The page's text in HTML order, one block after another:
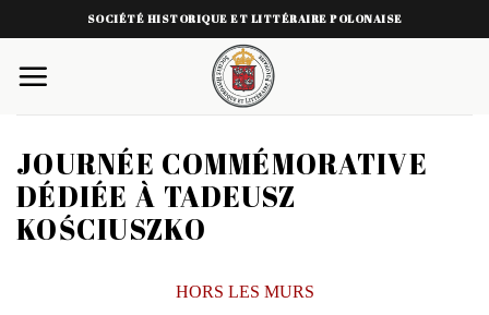
to
content
SOCIÉTÉ HISTORIQUE ET LITTÉRAIRE POLONAISE
JOURNÉE COMMÉMORATIVE
DÉDIÉE À TADEUSZ
KOŚCIUSZKO
HORS LES MURS